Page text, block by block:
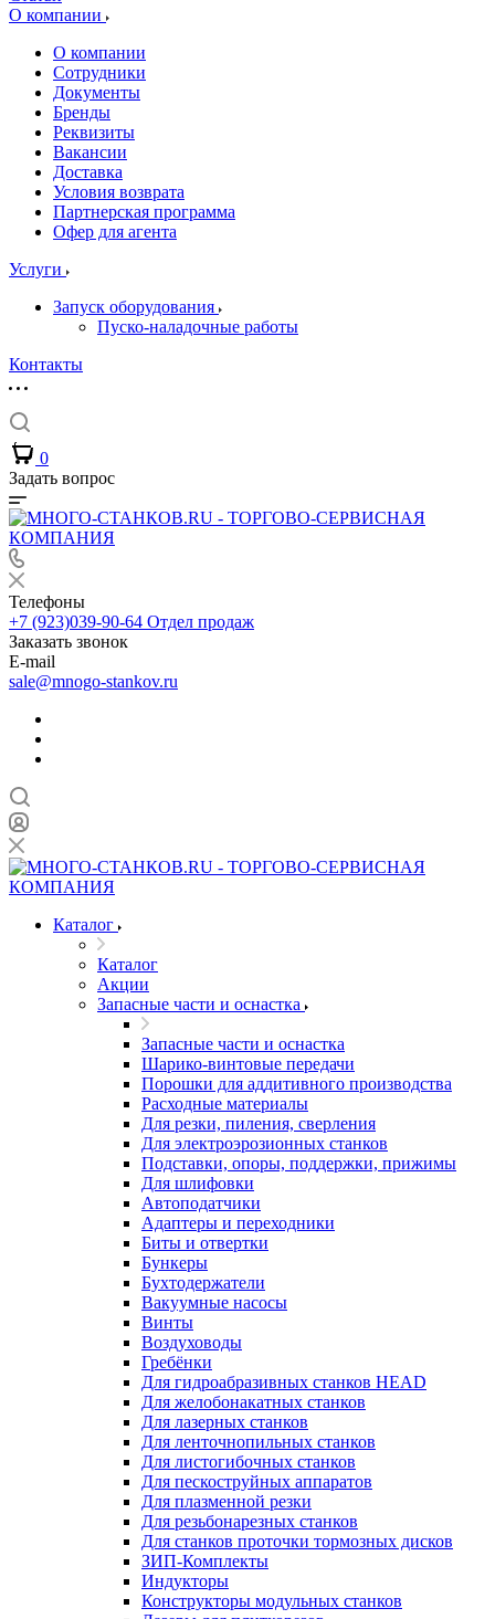
О компании
О компании
Сотрудники
Документы
Бренды
Реквизиты
Вакансии
Доставка
Условия возврата
Партнерская программа
Офер для агента
Услуги
Запуск оборудования
Пуско-наладочные работы
Контакты
0
Задать вопрос
Телефоны
+7 (923)039-90-64 Отдел продаж
Заказать звонок
E-mail
sale@mnogo-stankov.ru
Каталог
Каталог
Акции
Запасные части и оснастка
Запасные части и оснастка
Шарико-винтовые передачи
Порошки для аддитивного производства
Расходные материалы
Для резки, пиления, сверления
Для электроэрозионных станков
Подставки, опоры, поддержки, прижимы
Для шлифовки
Автоподатчики
Адаптеры и переходники
Биты и отвертки
Бункеры
Бухтодержатели
Вакуумные насосы
Винты
Воздуховоды
Гребёнки
Для гидроабразивных станков HEAD
Для желобонакатных станков
Для лазерных станков
Для ленточнопильных станков
Для листогибочных станков
Для пескоструйных аппаратов
Для плазменной резки
Для резьбонарезных станков
Для станков проточки тормозных дисков
ЗИП-Комплекты
Индукторы
Конструкторы модульных станков